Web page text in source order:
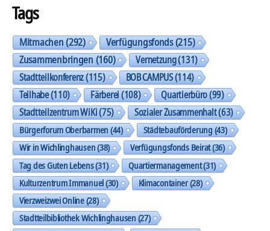
Tags
Mitmachen(292) Verfügungsfonds(215)
Zusammenbringen(160) Vernetzung(131)
Stadtteilkonferenz(115) BOB CAMPUS(114)
Teilhabe(110) Färberei(108) Quartierbüro(99)
Stadtteilzentrum WiKi(75) Sozialer Zusammenhalt(63)
Bürgerforum Oberbarmen(44) Städtebauförderung(43)
Wir in Wichlinghausen(38) Verfügungsfonds Beirat(36)
Tag des Guten Lebens(31) Quartiermanagement(31)
Kulturzentrum Immanuel(30) Klimacontainer(28)
Vierzweizwei Online(28)
Stadtteilbibliothek Wichlinghausen(27)